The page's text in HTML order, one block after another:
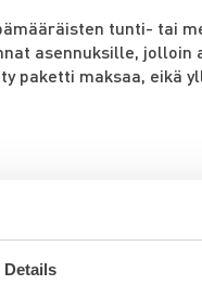
Details
tunti- tai
asennuksille, jolloin
paketti maksaa, eikä
tila on vasta
palomuurilla
asiakkaan tarpeiden